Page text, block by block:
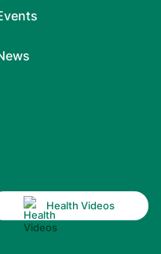
Health Videos